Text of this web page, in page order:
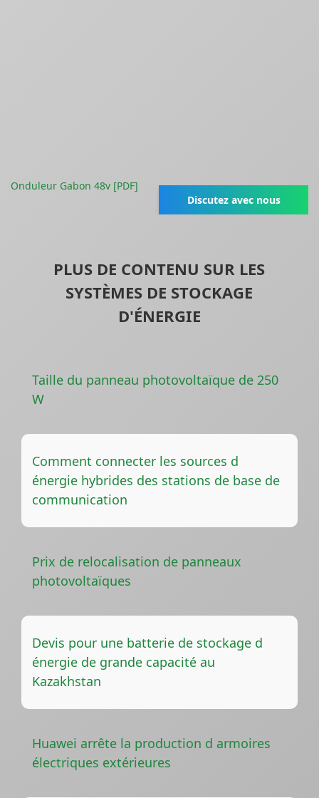
Onduleur Gabon 48v [PDF]
Discutez avec nous
PLUS DE CONTENU SUR LES
SYSTÈMES DE STOCKAGE
D'ÉNERGIE
Taille du panneau photovoltaïque de 250
W
Comment connecter les sources d
énergie hybrides des stations de base de
communication
Prix ​​de relocalisation de panneaux
photovoltaïques
Devis pour une batterie de stockage d
énergie de grande capacité au
Kazakhstan
Huawei arrête la production d armoires
électriques extérieures